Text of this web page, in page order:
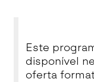
Este
disponível
oferta